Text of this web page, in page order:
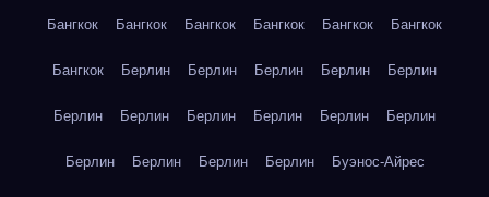
Бангкок Бангкок Бангкок Бангкок Бангкок Бангкок
Бангкок Берлин Берлин Берлин Берлин Берлин
Берлин Берлин Берлин Берлин Берлин Берлин
Берлин Берлин Берлин Берлин Буэнос-Айрес